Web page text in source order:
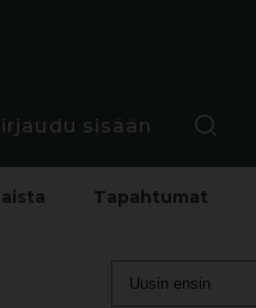
sisään
Tapahtumat